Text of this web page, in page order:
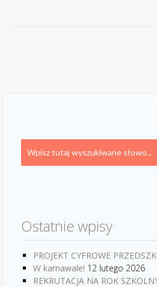
Ostatnie wpisy
PROJEKT CYFROWE
W karnawale! 12 lutego 2026
REKRUTACJA NA ROK